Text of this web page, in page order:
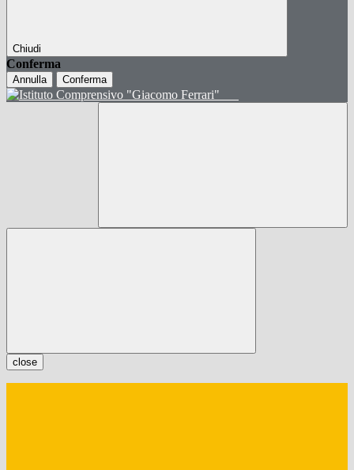
Chiudi
Conferma
Annulla Conferma
close